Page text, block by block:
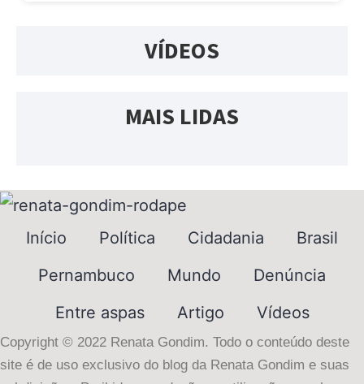
VÍDEOS
MAIS LIDAS
Início Política Cidadania
Brasil
Pernambuco
Mundo
Denúncia
Entre aspas
Artigo Vídeos
Copyright © 2022 Renata Gondim. Todo o conteúdo deste
site é de uso exclusivo do blog da Renata Gondim e suas